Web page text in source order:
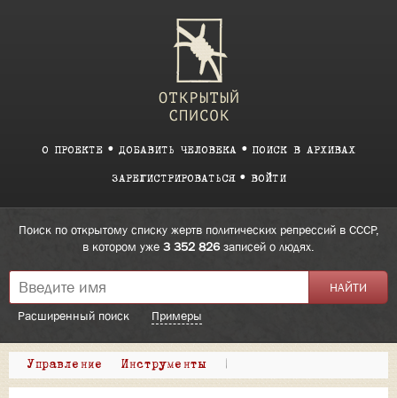
О ПРОЕКТЕ ДОБАВИТЬ ЧЕЛОВЕКА ПОИСК В АРХИВАХ
ЗАРЕГИСТРИРОВАТЬСЯ ВОЙТИ
Поиск по открытому списку жертв политических репрессий в СССР,
в котором уже 3 352 826записей о людях.
Расширенный поиск Примеры
Управление Инструменты |